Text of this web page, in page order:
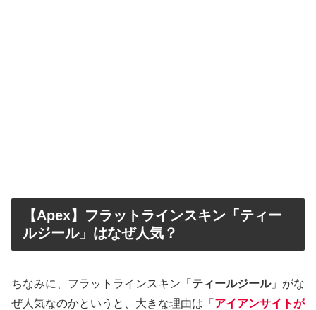
【Apex】フラットラインスキン「ティー
ルジール」はなぜ人気？
ちなみに、フラットラインスキン「 ティールジール」がな
ぜ人気なのかというと、大きな理由は「 アイアンサイトが